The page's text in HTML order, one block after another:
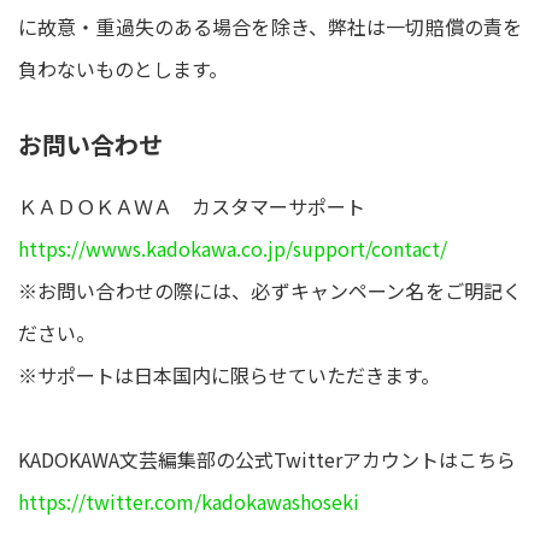
に故意・重過失のある場合を除き、弊社は一切賠償の責を
負わないものとします。
お問い合わせ
ＫＡＤＯＫＡＷＡ カスタマーサポート
https://wwws.kadokawa.co.jp/support/contact/
※お問い合わせの際には、必ずキャンペーン名をご明記く
ださい。
※サポートは日本国内に限らせていただきます。
KADOKAWA文芸編集部の公式Twitterアカウントはこちら
https://twitter.com/kadokawashoseki